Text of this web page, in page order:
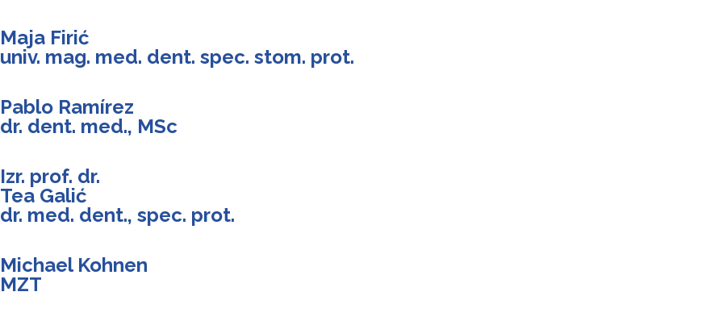
Maja Firić
univ. mag. med. dent. spec. stom. prot.
Pablo Ramírez
dr. dent. med., MSc
Izr. prof. dr.
Tea Galić
dr. med. dent., spec. prot.
Michael Kohnen
MZT